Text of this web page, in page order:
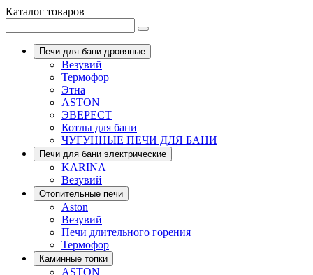
Каталог товаров
Печи для бани дровяные
Везувий
Термофор
Этна
ASTON
ЭВЕРЕСТ
Котлы для бани
ЧУГУННЫЕ ПЕЧИ ДЛЯ БАНИ
Печи для бани электрические
KARINA
Везувий
Отопительные печи
Aston
Везувий
Печи длительного горения
Термофор
Каминные топки
ASTON